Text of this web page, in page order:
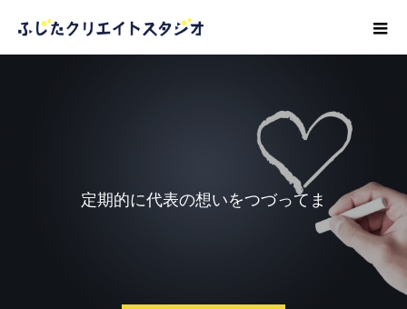
的に代表の想いをつづってまいりま す。